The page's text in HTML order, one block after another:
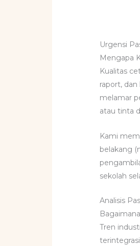
Urgensi
Mengapa
Kualitas
raport,
melamar
atau tinta
Kami
belakang
sekolah
Analisis
Tren